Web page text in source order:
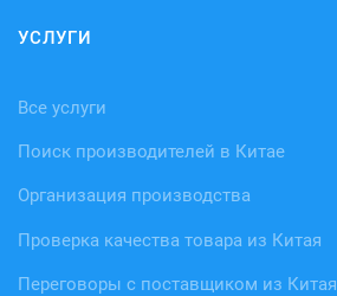
УСЛУГИ
Все услуги
Поиск производителей в Китае
Организация производства
Проверка качества товара из Китая
Переговоры с поставщиком из Китая